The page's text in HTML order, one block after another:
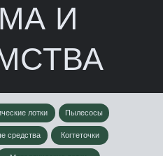
И
лотки Пылесосы
средства Когтеточки